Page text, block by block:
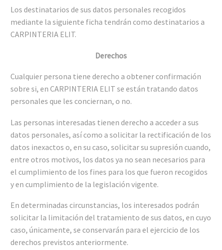
Los destinatarios de sus datos personales recogidos
mediante la siguiente ficha tendrán como destinatarios a
CARPINTERIA ELIT.
Derechos
Cualquier persona tiene derecho a obtener confirmación
sobre si, en CARPINTERIA ELIT se están tratando datos
personales que les conciernan, o no.
Las personas interesadas tienen derecho a acceder a sus
datos personales, así como a solicitar la rectificación de los
datos inexactos o, en su caso, solicitar su supresión cuando,
entre otros motivos, los datos ya no sean necesarios para
el cumplimiento de los fines para los que fueron recogidos
y en cumplimiento de la legislación vigente.
En determinadas circunstancias, los interesados podrán
solicitar la limitación del tratamiento de sus datos, en cuyo
caso, únicamente, se conservarán para el ejercicio de los
derechos previstos anteriormente.